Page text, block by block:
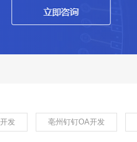
发 亳州钉钉OA开发